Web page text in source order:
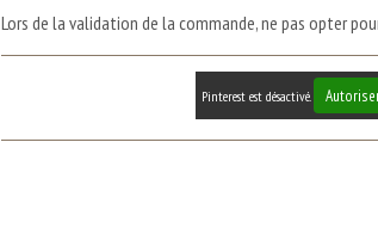
Lors de la validation de la commande, ne pas opter
Pinterest est désactivé.